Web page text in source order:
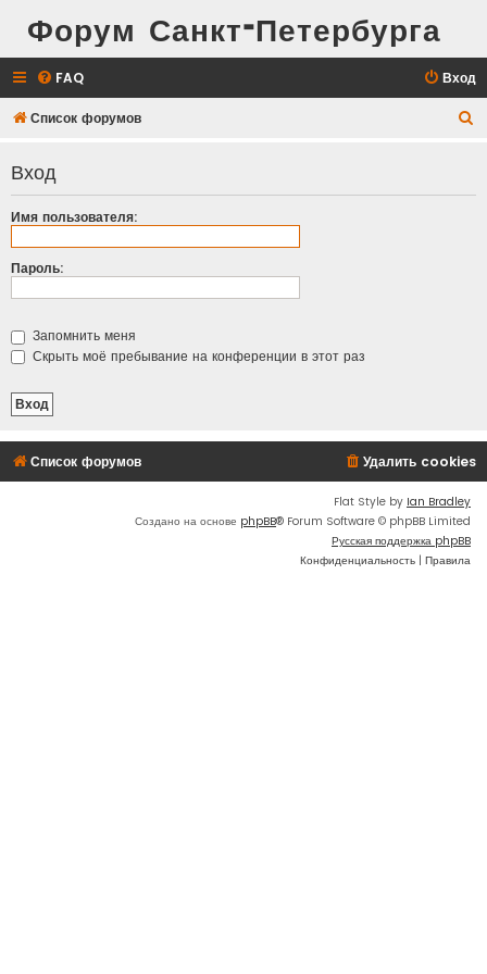
Форум Санкт-Петербурга
FAQ Вход
Список форумов
с
Вход
Имя пользователя:
Пароль:
Запомнить меня
Скрыть моё пребывание на конференции в этот раз
Список форумов Удалить cookies
Flat Style by Ian Bradley
Создано на основе phpBB® Forum Software © phpBB Limited
Русская поддержка phpBB
Конфиденциальность | Правила